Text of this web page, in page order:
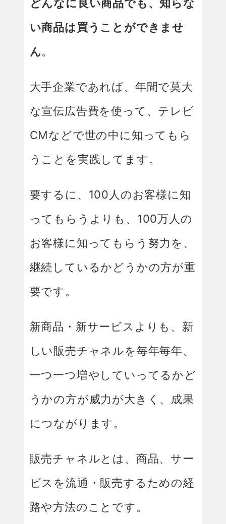
どんなに良い商品でも、知らな
い商品は買うことができませ
ん。
大手企業であれば、年間で莫大
な宣伝広告費を使って、テレビ
CMなどで世の中に知ってもら
うことを実践してます。
要するに、100人のお客様に知
ってもらうよりも、100万人の
お客様に知ってもらう努力を、
継続しているかどうかの方が重
要です。
新商品・新サービスよりも、新
しい販売チャネルを毎年毎年、
一つ一つ増やしていってるかど
うかの方が威力が大きく、成果
につながります。
販売チャネルとは、商品、サー
ビスを流通・販売するための経
路や方法のことです。